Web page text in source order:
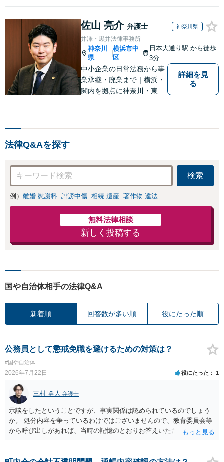
佐山 亮介 弁護士 神奈川県
井澤・黒井法律事務所
神奈川
県
|
横浜市中
区
日本大通り駅から徒歩
3分
中小企業の日常法務から事
業承継・廃業まで｜横浜・
関内を拠点に神奈川・東京
詳細を見
る
法律Q&Aを探す
検索
例） 離婚 慰謝料 誹謗中傷 相続 遺産 著作物 違法
無料法律相談
新しく投稿する
国や自治体相手の法律Q&A
新着順 回答数が多い順 役にたった順
公務員として懲戒免職を避けるための対策は？
#国や自治体
2026年7月22日 役にたった 1
三村 勇人 弁護士
示談をしたということですが、事実関係は認められているのでしょう
か。 処分内容を争っているわけではございませんので、教育委員会等
から呼び出しがあれば、当時の記憶のとおりお答えいただくことにな